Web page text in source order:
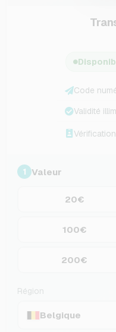
Code
Validité
1 Valeur
20€
100€
200€
Région
Belgique